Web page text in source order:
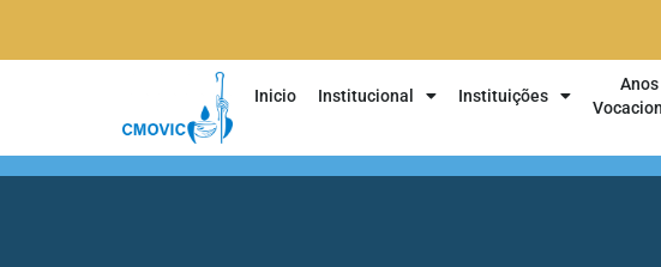
Inicio Institucional Instituições
Anos